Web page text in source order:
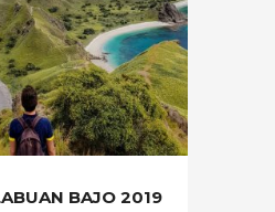
BAJO 2019